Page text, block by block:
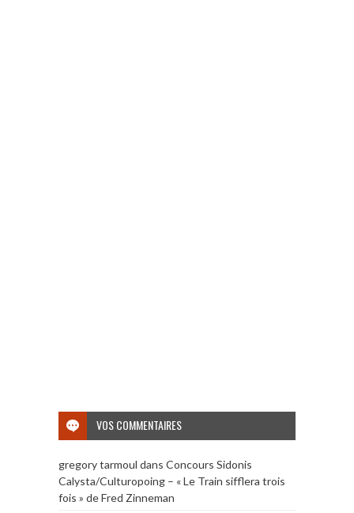
VOS COMMENTAIRES
gregory tarmoul dans Concours Sidonis
Calysta/Culturopoing – « Le Train sifflera trois
fois » de Fred Zinneman